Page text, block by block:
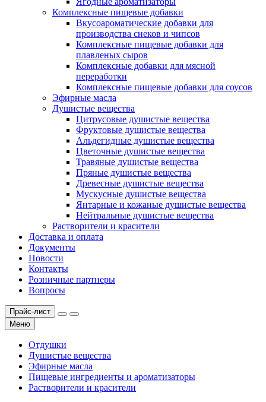
Комплексные пищевые добавки
Вкусоароматические добавки для
производства снеков и чипсов
Комплексные пищевые добавки для
плавленых сыров
Комплексные добавки для мясной
переработки
Комплексные пищевые добавки для соусов
Эфирные масла
Душистые вещества
Цитрусовые душистые вещества
Фруктовые душистые вещества
Альдегидные душистые вещества
Цветочные душистые вещества
Травяные душистые вещества
Пряные душистые вещества
Древесные душистые вещества
Мускусные душистые вещества
Янтарные и кожаные душистые вещества
Нейтральные душистые вещества
Растворители и красители
Доставка и оплата
Документы
Новости
Контакты
Розничные партнеры
Вопросы
Прайс-лист
Меню
Отдушки
Душистые вещества
Эфирные масла
Пищевые ингредиенты и ароматизаторы
Растворители и красители